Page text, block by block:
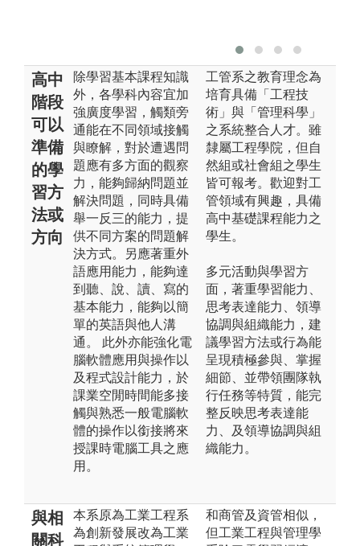
高中
階段
可以
準備
的學
習方
法或
方向
除學習基本課程知識
外，各學科內容宜加
強廣度學習，觸類旁
通能在不同領域接觸
與瞭解，對於遭遇問
題應有多方面的觀察
力，能夠歸納問題並
解決問題，同時具備
舉一反三的能力，提
供不同方案的問題解
決方式。另應著重外
語應用能力，能夠達
到聽、說、讀、寫的
基本能力，能夠以簡
單的英語與他人溝
通。 此外亦能強化電
腦軟體應用與操作以
及程式設計能力，於
課業空閒時間能多接
觸與熟悉一般電腦軟
體的操作以銜接將來
授課時電腦工具之應
用。
工管系之教育理念為
培育具備「工程技
術」與「管理科學」
之系統整合人才。雖
隸屬工程學院，但自
然組或社會組之學生
皆可報考。歡迎對工
管領域有興趣，具備
高中基礎課程能力之
學生。
多元活動與學習方
面，著重學習能力、
思考表達能力、領導
協調與組織能力，建
議學習方法或行為能
呈現積極參與、掌握
細節、並帶領團隊執
行任務等特質，能完
整反映思考表達能
力、及領導協調與組
織能力。
與相
關科
本系原為工業工程系
為創新發展改為工業
和商管及資管相似，
但工業工程與管理學